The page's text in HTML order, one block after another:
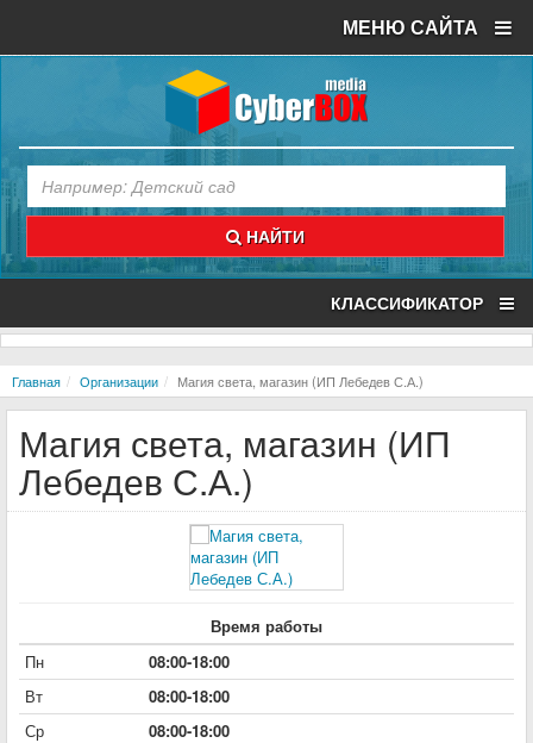
МЕНЮ САЙТА
НАЙТИ
КЛАССИФИКАТОР
Главная Организации Магия света, магазин (ИП Лебедев С.А.)
Магия света, магазин (ИП
Лебедев С.А.)
Время работы
Пн
08:00-18:00
Вт
08:00-18:00
Ср
08:00-18:00